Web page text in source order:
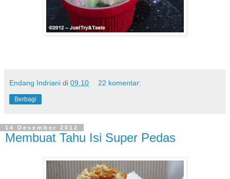
Endang Indriani di 09.10 22 komentar:
Berbagi
14 Desember 2012
Membuat Tahu Isi Super Pedas